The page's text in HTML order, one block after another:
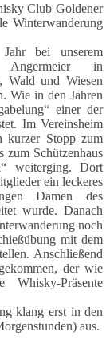
Club Goldener
Winterwanderung
bei unserem
Angermeier in
Wald und Wiesen
Wie in den Jahren
einer der
Im Vereinsheim
kurzer Stopp zum
zum Schützenhaus
weiterging. Dort
ein leckeres
Damen des
wurde. Danach
noch
mit dem
Anschließend
der wie
Präsente
klang erst in den
aus.